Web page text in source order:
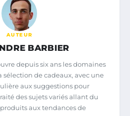
AUTEUR
BARBIER
depuis six ans les domaines
sélection de cadeaux, avec une
aux suggestions pour
des sujets variés allant du
aux tendances de